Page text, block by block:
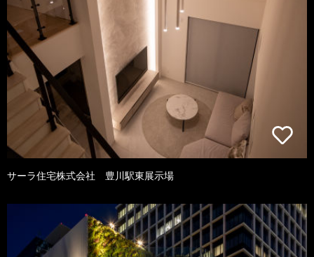
サーラ住宅株式会社 豊川駅東展示場